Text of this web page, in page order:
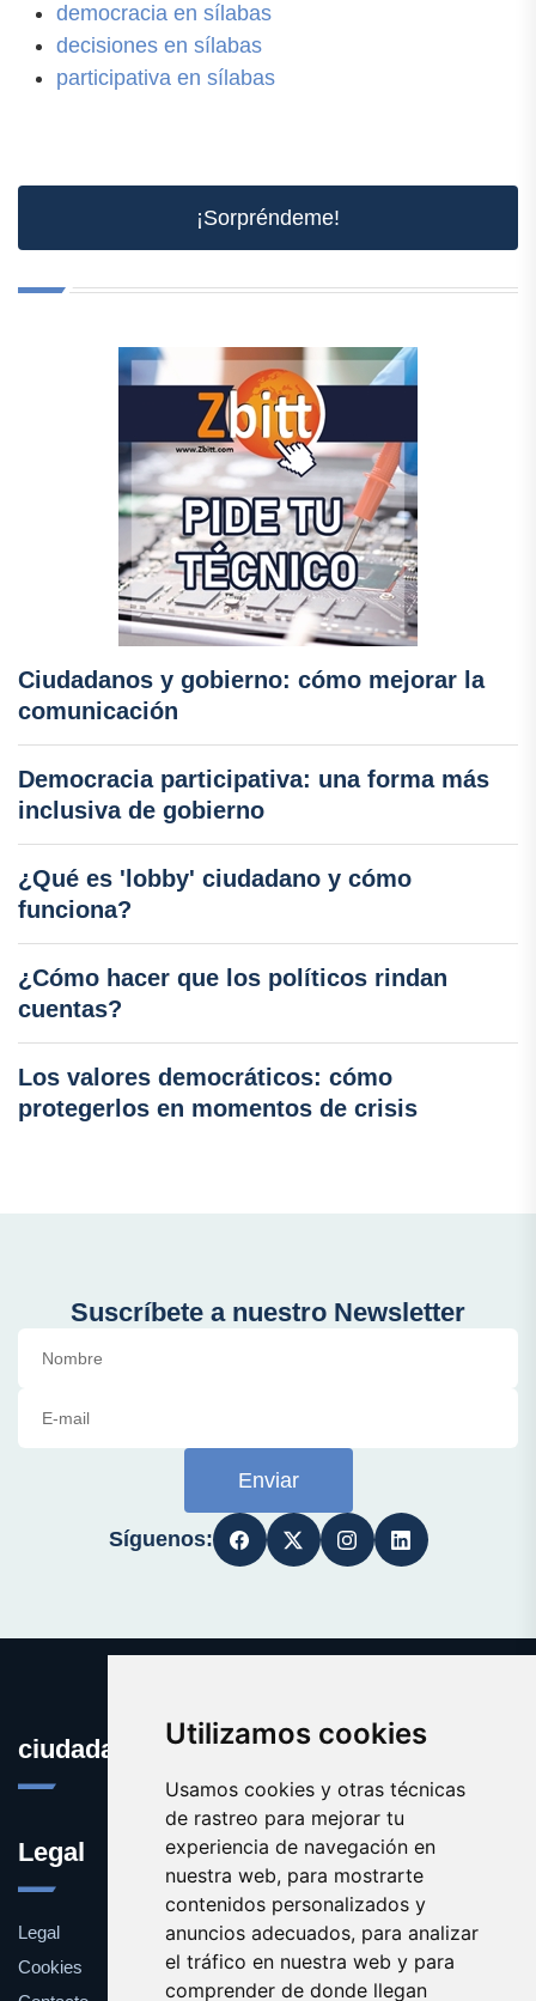
Utilizamos cookies
Usamos cookies y otras técnicas
de rastreo para mejorar tu
experiencia de navegación en
nuestra web, para mostrarte
contenidos personalizados y
anuncios adecuados, para analizar
el tráfico en nuestra web y para
comprender de donde llegan
democracia en sílabas
decisiones en sílabas
participativa en sílabas
¡Sorpréndeme!
Ciudadanos y gobierno: cómo mejorar la
comunicación
Democracia participativa: una forma más
inclusiva de gobierno
¿Qué es 'lobby' ciudadano y cómo
funciona?
¿Cómo hacer que los políticos rindan
cuentas?
Los valores democráticos: cómo
protegerlos en momentos de crisis
Suscríbete a nuestro Newsletter
Enviar
Síguenos:
ciudadana.es
Legal
Legal
Cookies